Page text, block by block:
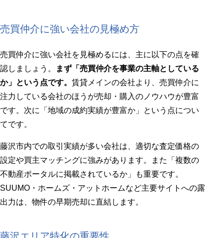
売買仲介に強い会社の見極め方
売買仲介に強い会社を見極めるには、主に以下の点を確
認しましょう。
まず「売買仲介を事業の主軸としている
か」という点です。 賃貸メインの会社より、売買仲介に
注力している会社のほうが売却・購入のノウハウが豊富
です。次に「地域の成約実績が豊富か」という点につい
てです。
藤沢市内での取引実績が多い会社は、適切な査定価格の
設定や買主マッチングに強みがあります。また「複数の
不動産ポータルに掲載されているか」も重要です。
SUUMO・ホームズ・アットホームなど主要サイトへの露
出力は、物件の早期売却に直結します。
藤沢エリア特化の重要性